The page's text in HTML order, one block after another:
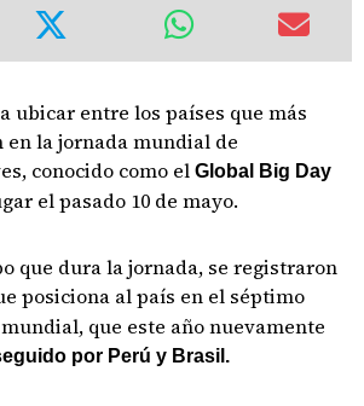
ubicar entre los países que más
en la jornada mundial de
conocido como el Global Big Day
el pasado 10 de mayo.
que dura la jornada, se registraron
posiciona al país en el séptimo
que este año nuevamente
por Perú y Brasil.